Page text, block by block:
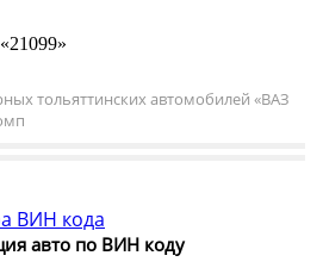
тольяттинских автомобилей «ВАЗ
авто по ВИН коду